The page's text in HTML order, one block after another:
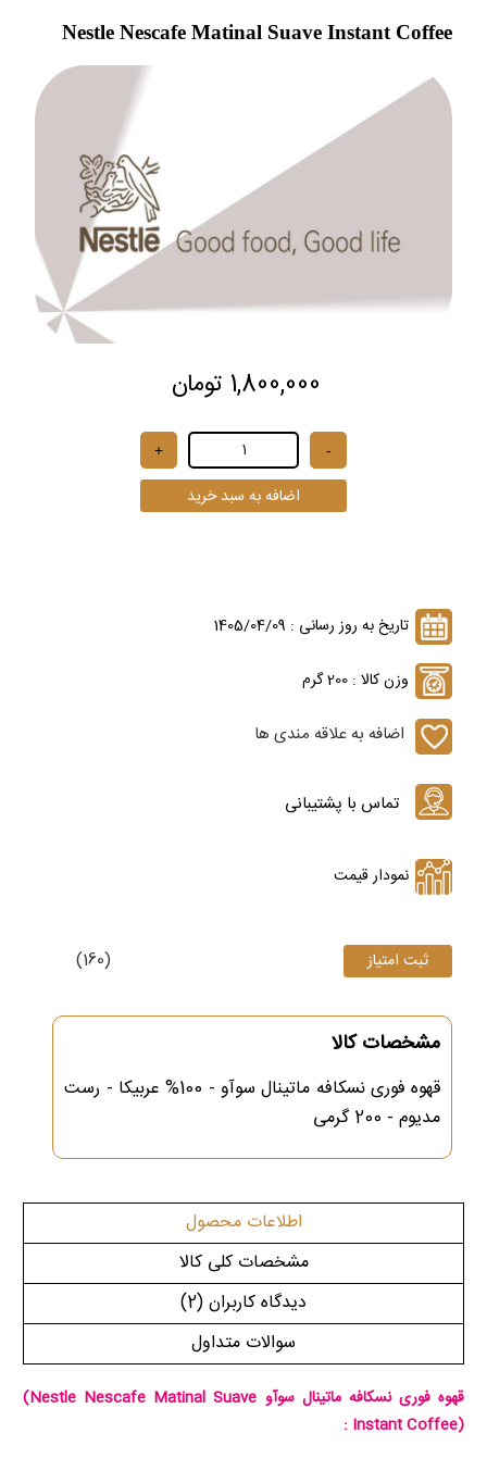
Nestle Nescafe Matinal Suave Instant Coffee
1,800,000 تومان
تاریخ به روز رسانی : 1405/04/09
وزن کالا : 200 گرم
اضافه به علاقه مندی ها
نمودار قیمت
(160)
مشخصات کالا
قهوه فوری نسکافه ماتینال سوآو - 100% عربیکا - رست
مدیوم - 200 گرمی
اطلاعات محصول
مشخصات کلی کالا
دیدگاه کاربران(2)
سوالات متداول
قهوه فوری نسکافه ماتینال سوآو (Nestle Nescafe Matinal Suave
Instant Coffee)
: